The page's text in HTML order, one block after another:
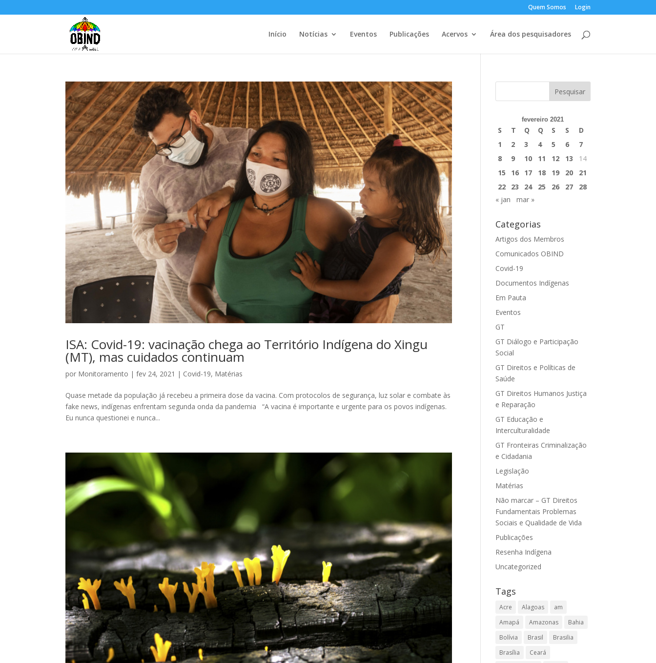
Quem Somos Login
Início Notícias Eventos Publicações Acervos Área dos pesquisadores
ISA: Covid-19: vacinação chega ao Território Indígena do Xingu
(MT), mas cuidados continuam
por Monitoramento |fev 24, 2021 | Covid-19, Matérias
Quase metade da população já recebeu a primeira dose da vacina. Com protocolos de segurança, luz solar e combate às
fake news, indígenas enfrentam segunda onda da pandemia “A vacina é importante e urgente para os povos indígenas.
Eu nunca questionei e nunca...
fevereiro 2021
S T Q Q S S
D
1
2 3 4 5 6
7
8
9 10 11 12 13
14
15
16 17 18 19 20
21
22
23 24 25 26 27
28
« jan
mar »
Categorias
Artigos dos Membros
Comunicados OBIND
Covid-19
Documentos Indígenas
Em Pauta
Eventos
GT
GT Diálogo e Participação
Social
GT Direitos e Políticas de
Saúde
GT Direitos Humanos Justiça
e Reparação
GT Educação e
Interculturalidade
GT Fronteiras Criminalização
e Cidadania
Legislação
Matérias
Não marcar – GT Direitos
Fundamentais Problemas
Sociais e Qualidade de Vida
Publicações
Resenha Indígena
Uncategorized
Tags
Acre Alagoas
am
Amapá
Amazonas
Bahia
Bolívia
Brasil
Brasilia
Brasília
Ceará